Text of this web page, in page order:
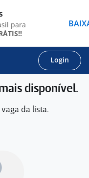
Login
disponível.
vaga da lista.
para